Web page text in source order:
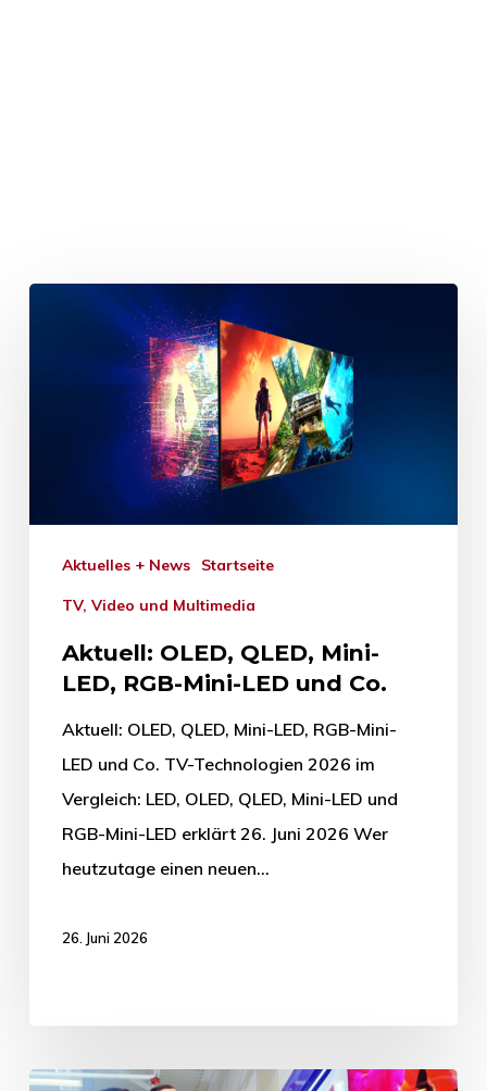
Aktuelles + News Startseite
TV, Video und Multimedia
Aktuell: OLED, QLED, Mini-
LED, RGB-Mini-LED und Co.
Aktuell: OLED, QLED, Mini-LED, RGB-Mini-
LED und Co. TV-Technologien 2026 im
Vergleich: LED, OLED, QLED, Mini-LED und
RGB-Mini-LED erklärt 26. Juni 2026 Wer
heutzutage einen neuen…
26. Juni 2026